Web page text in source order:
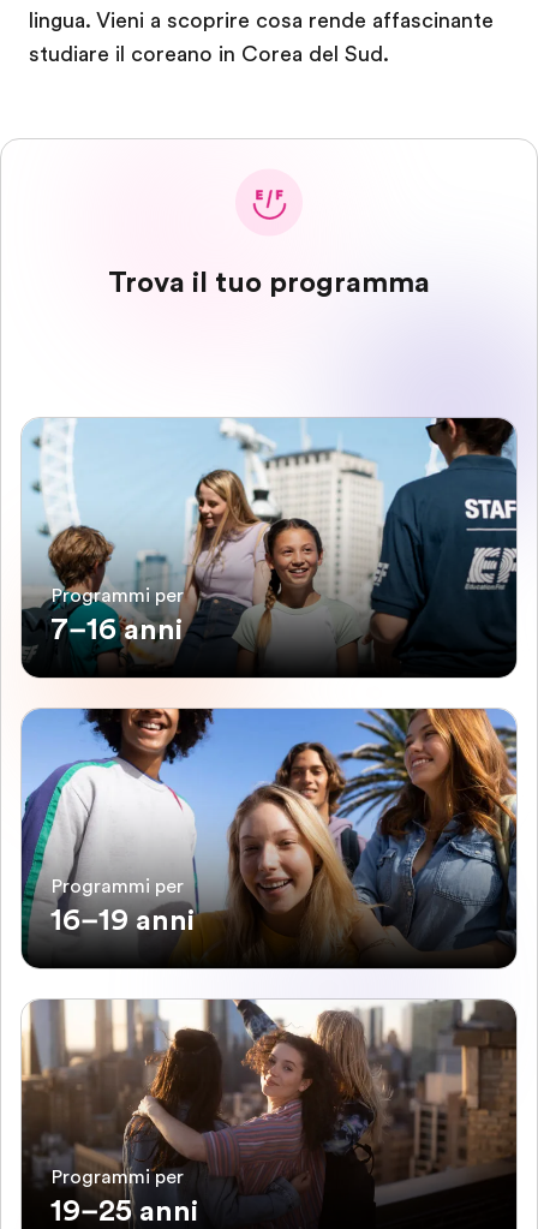
lingua. Vieni a scoprire cosa rende affascinante
studiare il coreano in Corea del Sud.
Trova il tuo programma
Programmi per
7–16 anni
Programmi per
16–19 anni
Programmi per
19–25 anni